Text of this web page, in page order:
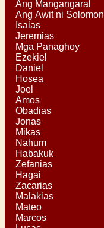
Ang Mangangaral
Ang Awit ni Solomon
Isaias
Jeremias
Mga Panaghoy
Ezekiel
Daniel
Hosea
Joel
Amos
Obadias
Jonas
Mikas
Nahum
Habakuk
Zefanias
Hagai
Zacarias
Malakias
Mateo
Marcos